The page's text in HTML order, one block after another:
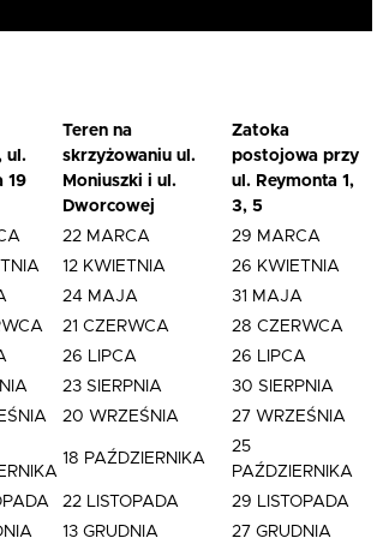
ul.
19
Teren na
skrzyżowaniu ul.
Moniuszki i ul.
Dworcowej
Zatoka
postojowa przy
ul. Reymonta 1,
3, 5
22 MARCA
29 MARCA
12 KWIETNIA
26 KWIETNIA
24 MAJA
31 MAJA
21 CZERWCA
28 CZERWCA
26 LIPCA
26 LIPCA
23 SIERPNIA
30 SIERPNIA
20 WRZEŚNIA 27 WRZEŚNIA
18 PAŹDZIERNIKA
25
PAŹDZIERNIKA
22 LISTOPADA
29 LISTOPADA
13 GRUDNIA 27 GRUDNIA